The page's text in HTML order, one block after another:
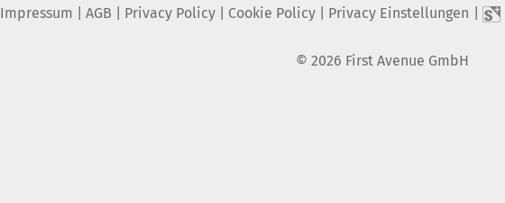
Impressum AGB Privacy Policy| Cookie Policy| Privacy Einstellungen
© 2026 First Avenue GmbH